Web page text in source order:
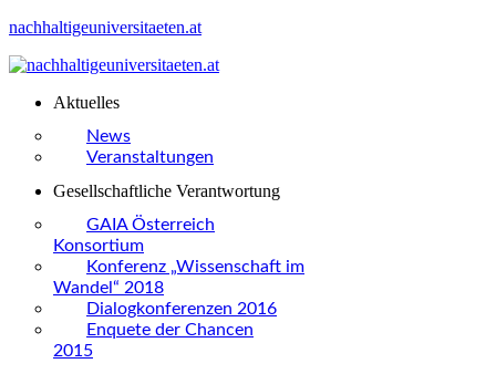
nachhaltigeuniversitaeten.at
Aktuelles
News
Veranstaltungen
Gesellschaftliche Verantwortung
GAIA Österreich
Konsortium
Konferenz „Wissenschaft im
Wandel“ 2018
Dialogkonferenzen 2016
Enquete der Chancen
2015